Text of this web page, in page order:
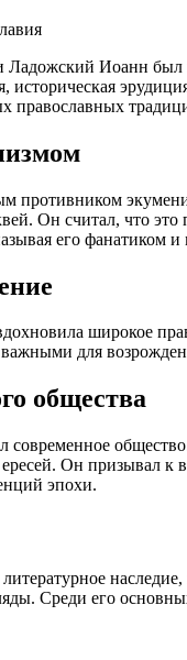
Ладожский Иоанн
историческая
православных
Он считал, что
его фанатиком и
широкое
для
общества
современное
ересей. Он призывал
эпохи.
Среди его